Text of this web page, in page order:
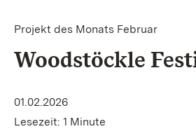
Projekt des Monats Februar
Woodstöckle
01.02.2026
Lesezeit: 1 Minute